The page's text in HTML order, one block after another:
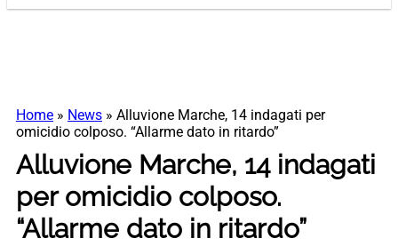
Home » News » Alluvione Marche, 14 indagati per
omicidio colposo. “Allarme dato in ritardo”
Alluvione Marche, 14 indagati
per omicidio colposo.
“Allarme dato in ritardo”